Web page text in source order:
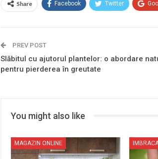
Share Facebook Twitter
PREV POST
Slăbitul cu ajutorul plantelor: o abordare
pentru pierderea în greutate
You might also like
MAGAZIN ONLINE